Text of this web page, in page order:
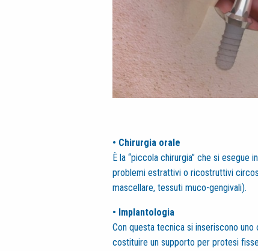
• Chirurgia orale
È la “piccola chirurgia” che si esegue
problemi estrattivi o ricostruttivi
mascellare, tessuti muco-gengivali).
• Implantologia
Con questa tecnica si inseriscono
costituire un supporto per protesi